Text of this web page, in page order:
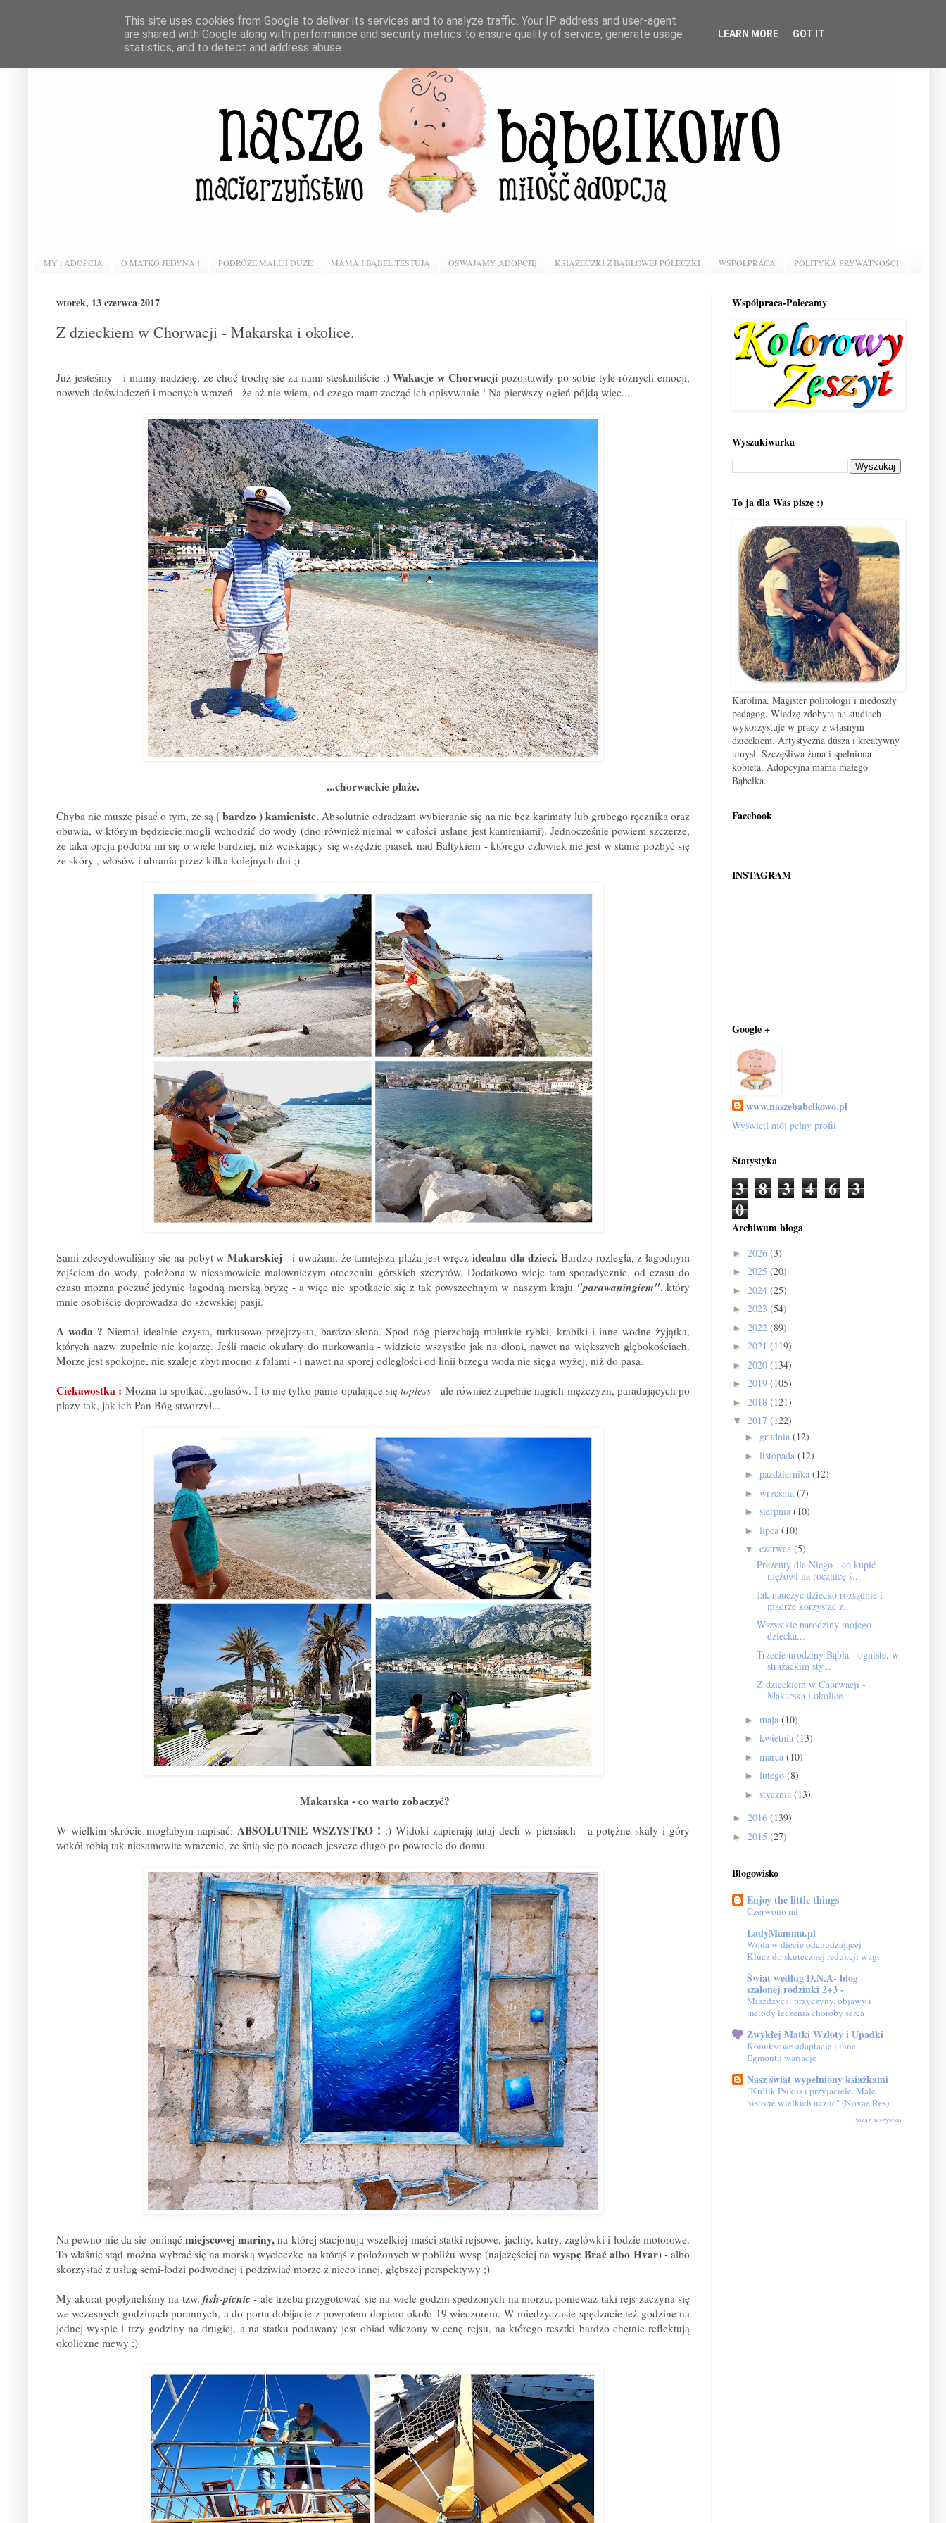
MY i ADOPCJA O MATKO JEDYNA ! PODRÓŻE MAŁE I DUŻE MAMA I BĄBEL TESTUJĄ OSWAJAMY ADOPCJĘ KSIĄŻECZKI Z BĄBLOWEJ PÓŁECZKI WSPÓŁPRACA POLITYKA PRYWATNOŚCI
wtorek, 13 czerwca 2017
Z dzieckiem w Chorwacji - Makarska i okolice.
Już jesteśmy - i mamy nadzieję, że choć trochę się za nami stęskniliście :) Wakacje w Chorwacji pozostawiły po sobie tyle różnych emocji,
nowych doświadczeń i mocnych wrażeń - że aż nie wiem, od czego mam zacząć ich opisywanie ! Na pierwszy ogień pójdą więc...
...chorwackie plaże.
Chyba nie muszę pisać o tym, że są ( bardzo ) kamieniste. Absolutnie odradzam wybieranie się na nie bez karimaty lub grubego ręcznika oraz
obuwia, w którym będziecie mogli wchodzić do wody (dno również niemal w całości usłane jest kamieniami). Jednocześnie powiem szczerze,
że taka opcja podoba mi się o wiele bardziej, niż wciskający się wszędzie piasek nad Bałtykiem - którego człowiek nie jest w stanie pozbyć się
ze skóry , włosów i ubrania przez kilka kolejnych dni ;)
Sami zdecydowaliśmy się na pobyt w Makarskiej - i uważam, że tamtejsza plaża jest wręczidealna dla dzieci.Bardzo rozległa, z łagodnym
zejściem do wody, położona w niesamowicie malowniczym otoczeniu górskich szczytów. Dodatkowo wieje tam sporadycznie, od czasu do
czasu można poczuć jedynie łagodną morską bryzę - a więc nie spotkacie się z tak powszechnym w naszym kraju "parawaningiem", który
mnie osobiście doprowadza do szewskiej pasji.
A woda ?Niemal idealnie czysta, turkusowo przejrzysta, bardzo słona. Spod nóg pierzchają malutkie rybki, krabiki i inne wodne żyjątka,
których nazw zupełnie nie kojarzę. Jeśli macie okulary do nurkowania - widzicie wszystko jak na dłoni, nawet na większych głębokościach.
Morze jest spokojne, nie szaleje zbyt mocno z falami - i nawet na sporej odległości od linii brzegu woda nie sięga wyżej, niż do pasa.
Ciekawostka : Można tu spotkać...golasów. I to nie tylko panie opalające się topless - ale również zupełnie nagich mężczyzn, paradujących po
plaży tak, jak ich Pan Bóg stworzył...
Makarska - co warto zobaczyć?
W wielkim skrócie mogłabym napisać: ABSOLUTNIE WSZYSTKO ! :) Widoki zapierają tutaj dech w piersiach - a potężne skały i góry
wokół robią tak niesamowite wrażenie, że śnią się po nocach jeszcze długo po powrocie do domu.
Na pewno nie da się ominąć miejscowej mariny, na której stacjonują wszelkiej maści statki rejsowe, jachty, kutry, żaglówki i łodzie motorowe.
To właśnie stąd można wybrać się na morską wycieczkę na którąś z położonych w pobliżu wysp (najczęściej nawyspę Brać albo Hvar) - albo
skorzystać z usług semi-łodzi podwodnej i podziwiać morze z nieco innej, głębszej perspektywy ;)
My akurat popłynęliśmy na tzw. fish-picnic - ale trzeba przygotować się na wiele godzin spędzonych na morzu, ponieważ taki rejs zaczyna się
we wczesnych godzinach porannych, a do portu dobijacie z powrotem dopiero około 19 wieczorem. W międzyczasie spędzacie też godzinę na
jednej wyspie i trzy godziny na drugiej, a na statku podawany jest obiad wliczony w cenę rejsu, na którego resztki bardzo chętnie reflektują
okoliczne mewy ;)
Współpraca-Polecamy
Wyszukiwarka
To ja dla Was piszę :)
Karolina. Magister politologii i niedoszły
pedagog. Wiedzę zdobytą na studiach
wykorzystuje w pracy z własnym
dzieckiem. Artystyczna dusza i kreatywny
umysł. Szczęśliwa żona i spełniona
kobieta. Adopcyjna mama małego
Bąbelka.
Facebook
INSTAGRAM
Google +
www.naszebabelkowo.pl
Wyświetl mój pełny profil
Statystyka
3 8 3 4 6 3
0
Archiwum bloga
► 2026 (3)
► 2025 (20)
► 2024 (25)
► 2023 (54)
► 2022 (89)
► 2021 (119)
► 2020 (134)
► 2019 (105)
► 2018 (121)
▼ 2017 (122)
► grudnia (12)
► listopada (12)
► października (12)
► września (7)
► sierpnia (10)
► lipca (10)
▼ czerwca (5)
Prezenty dla Niego - co kupić
mężowi na rocznicę ś...
Jak nauczyć dziecko rozsądnie i
mądrze korzystać z...
Wszystkie narodziny mojego
dziecka...
Trzecie urodziny Bąbla - ogniste, w
strażackim sty...
Z dzieckiem w Chorwacji -
Makarska i okolice.
► maja (10)
► kwietnia (13)
► marca (10)
► lutego (8)
► stycznia (13)
► 2016 (139)
► 2015 (27)
Blogowisko
Enjoy the little things
Czerwono mi
LadyMamma.pl
Woda w diecie odchudzającej –
Klucz do skutecznej redukcji wagi
Świat według D.N.A- blog
szalonej rodzinki 2+3 -
Miażdżyca: przyczyny, objawy i
metody leczenia choroby serca
Zwykłej Matki Wzloty i Upadki
Komiksowe adaptacje i inne
Egmontu wariacje
Nasz świat wypełniony ksiażkami
"Królik Psikus i przyjaciele. Małe
historie wielkich uczuć" (Novae Res)
Pokaż wszystko
This site uses cookies from Google to deliver its services and to analyze traffic. Your IP address and user-agent
are shared with Google along with performance and security metrics to ensure quality of service, generate usage
statistics, and to detect and address abuse.
LEARN MORE GOT IT